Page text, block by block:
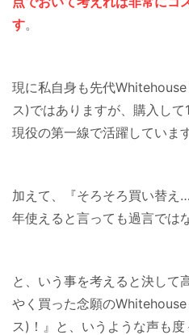
す。
現に私自身も先代
ス)ではありますが、購入し
現役の第一線で活躍しています
加えて、『そろそろ買い替え
年使えると言っても過言では
と、いう事を考えると決して
やく買った念願の
ス)！』と、いうような声も